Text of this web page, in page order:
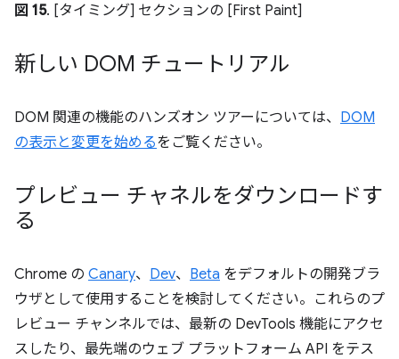
図 15. [タイミング] セクションの [First Paint]
新しい DOM チュートリアル
DOM 関連の機能のハンズオン ツアーについては、 DOM
の表示と変更を始めるをご覧ください。
プレビュー チャネルをダウンロードす
る
Chrome の Canary、 Dev、 Beta をデフォルトの開発ブラ
ウザとして使用することを検討してください。これらのプ
レビュー チャンネルでは、最新の DevTools 機能にアクセ
スしたり、最先端のウェブ プラットフォーム API をテス